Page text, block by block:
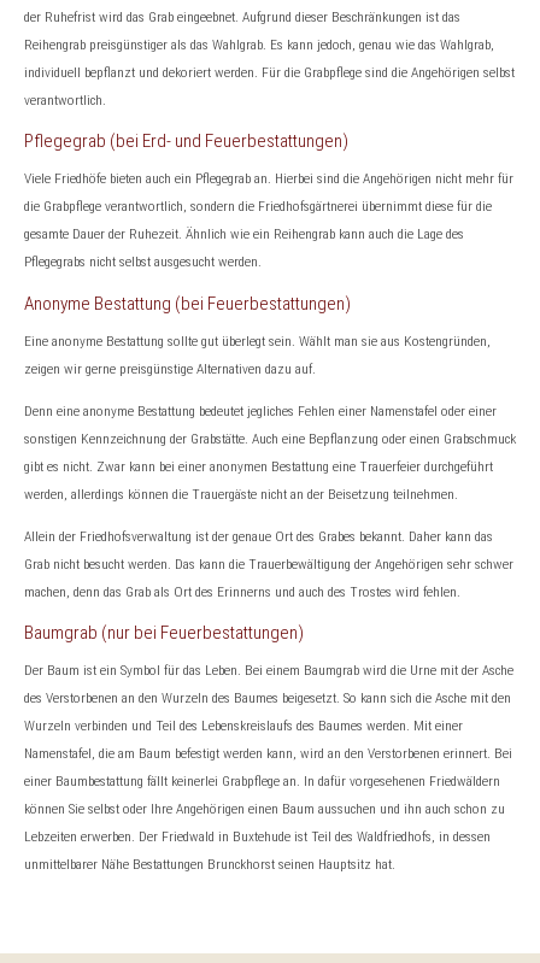
der Ruhefrist wird das Grab eingeebnet. Aufgrund dieser Beschränkungen ist das
Reihengrab preisgünstiger als das Wahlgrab. Es kann jedoch, genau wie das Wahlgrab,
individuell bepflanzt und dekoriert werden. Für die Grabpflege sind die Angehörigen selbst
verantwortlich.
Pflegegrab (bei Erd- und Feuerbestattungen)
Viele Friedhöfe bieten auch ein Pflegegrab an. Hierbei sind die Angehörigen nicht mehr für
die Grabpflege verantwortlich, sondern die Friedhofsgärtnerei übernimmt diese für die
gesamte Dauer der Ruhezeit. Ähnlich wie ein Reihengrab kann auch die Lage des
Pflegegrabs nicht selbst ausgesucht werden.
Anonyme Bestattung (bei Feuerbestattungen)
Eine anonyme Bestattung sollte gut überlegt sein. Wählt man sie aus Kostengründen,
zeigen wir gerne preisgünstige Alternativen dazu auf.
Denn eine anonyme Bestattung bedeutet jegliches Fehlen einer Namenstafel oder einer
sonstigen Kennzeichnung der Grabstätte. Auch eine Bepflanzung oder einen Grabschmuck
gibt es nicht. Zwar kann bei einer anonymen Bestattung eine Trauerfeier durchgeführt
werden, allerdings können die Trauergäste nicht an der Beisetzung teilnehmen.
Allein der Friedhofsverwaltung ist der genaue Ort des Grabes bekannt. Daher kann das
Grab nicht besucht werden. Das kann die Trauerbewältigung der Angehörigen sehr schwer
machen, denn das Grab als Ort des Erinnerns und auch des Trostes wird fehlen.
Baumgrab (nur bei Feuerbestattungen)
Der Baum ist ein Symbol für das Leben. Bei einem Baumgrab wird die Urne mit der Asche
des Verstorbenen an den Wurzeln des Baumes beigesetzt. So kann sich die Asche mit den
Wurzeln verbinden und Teil des Lebenskreislaufs des Baumes werden. Mit einer
Namenstafel, die am Baum befestigt werden kann, wird an den Verstorbenen erinnert. Bei
einer Baumbestattung fällt keinerlei Grabpflege an. In dafür vorgesehenen Friedwäldern
können Sie selbst oder Ihre Angehörigen einen Baum aussuchen und ihn auch schon zu
Lebzeiten erwerben. Der Friedwald in Buxtehude ist Teil des Waldfriedhofs, in dessen
unmittelbarer Nähe Bestattungen Brunckhorst seinen Hauptsitz hat.